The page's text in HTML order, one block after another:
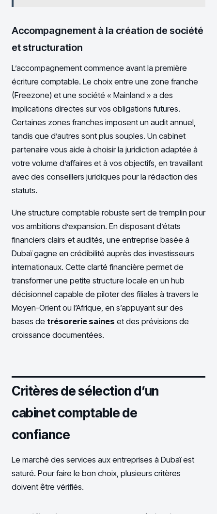
Accompagnement à la création de société
et structuration
L’accompagnement commence avant la première
écriture comptable. Le choix entre une zone franche
(Freezone) et une société « Mainland » a des
implications directes sur vos obligations futures.
Certaines zones franches imposent un audit annuel,
tandis que d’autres sont plus souples. Un cabinet
partenaire vous aide à choisir la juridiction adaptée à
votre volume d’affaires et à vos objectifs, en travaillant
avec des conseillers juridiques pour la rédaction des
statuts.
Une structure comptable robuste sert de tremplin pour
vos ambitions d’expansion. En disposant d’états
financiers clairs et audités, une entreprise basée à
Dubaï gagne en crédibilité auprès des investisseurs
internationaux. Cette clarté financière permet de
transformer une petite structure locale en un hub
décisionnel capable de piloter des filiales à travers le
Moyen-Orient ou l’Afrique, en s’appuyant sur des
bases de trésorerie saines et des prévisions de
croissance documentées.
Critères de sélection d’un
cabinet comptable de
confiance
Le marché des services aux entreprises à Dubaï est
saturé. Pour faire le bon choix, plusieurs critères
doivent être vérifiés.